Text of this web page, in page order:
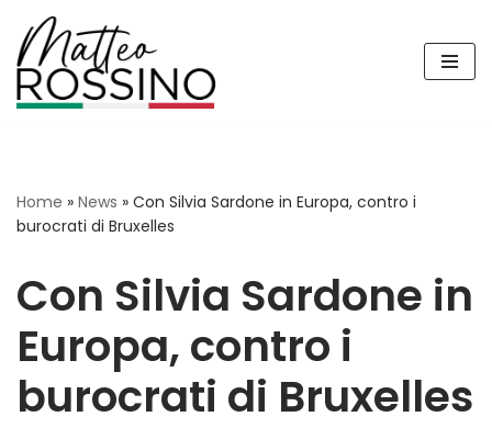
Vai
al
contenuto
Home » News » Con Silvia Sardone in Europa, contro i
burocrati di Bruxelles
Con Silvia Sardone in
Europa, contro i
burocrati di Bruxelles